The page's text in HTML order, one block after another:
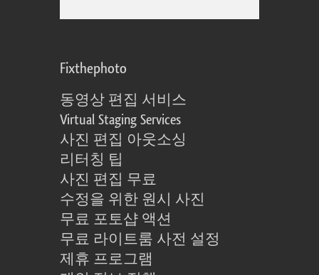
Fixthephoto
동영상 편집 서비스
Virtual Staging Services
사진 편집 아웃소싱
리터칭 팁
사진 편집 무료
수정을 위한 원시 사진
무료 포토샵 액션
무료 라이트룸 사전 설정
제휴 프로그램